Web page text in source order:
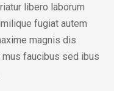
libero laborum
fugiat autem
magnis dis
faucibus sed ibus